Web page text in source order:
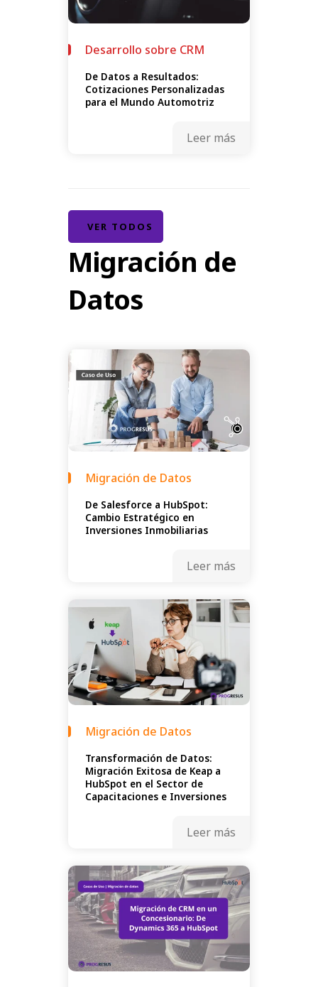
Desarrollo sobre CRM
De Datos a Resultados:
Cotizaciones Personalizadas
para el Mundo Automotriz
Leer más
VER TODOS
Migración de
Datos
Migración de Datos
De Salesforce a HubSpot:
Cambio Estratégico en
Inversiones Inmobiliarias
Leer más
Migración de Datos
Transformación de Datos:
Migración Exitosa de Keap a
HubSpot en el Sector de
Capacitaciones e Inversiones
Leer más